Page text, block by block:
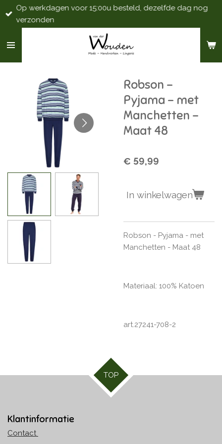
Ga
direct
de
Op werkdagen voor 15:00u besteld, dezelfde dag nog
verzonden
Robson -
Pyjama - met
Manchetten -
Maat 48
€ 59,99
In winkelwagen
Robson - Pyjama - met
Manchetten - Maat 48
Materiaal: 100% Katoen
art.27241-708-2
TOP
Klantinformatie
Contact